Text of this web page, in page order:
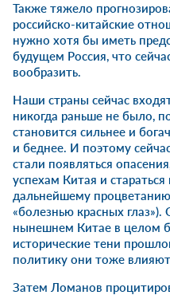
Также тяжело
российско-китайские
нужно хотя бы иметь
будущем Россия, что
вообразить.
Наши страны сейчас
никогда раньше не было,
становится сильнее и
и беднее. И поэтому
стали появляться
успехам Китая и стараться
дальнейшему
«болезнью красных
нынешнем Китае в целом
исторические тени
политику они тоже
Затем Ломанов